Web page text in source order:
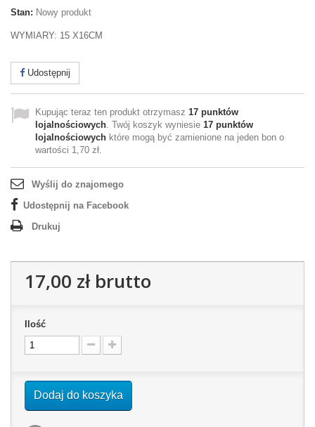
Stan: Nowy produkt
WYMIARY: 15 X16CM
Udostępnij
Kupując teraz ten produkt otrzymasz 17 punktów
lojalnościowych. Twój koszyk wyniesie 17 punktów
lojalnościowych które mogą być zamienione na jeden bon o
wartości 1,70 zł.
Wyślij do znajomego
Udostępnij na Facebook
Drukuj
17,00 złbrutto
Ilość
Dodaj do koszyka